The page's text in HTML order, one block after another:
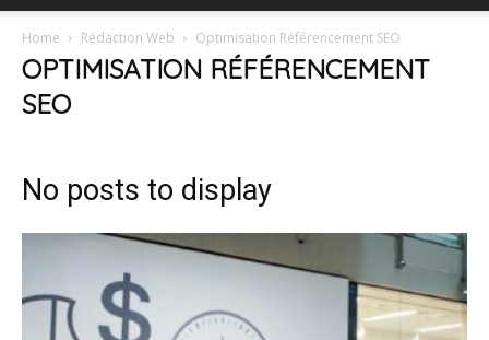
Home Rédaction Web Optimisation Référencement SEO
OPTIMISATION RÉFÉRENCEMENT
SEO
No posts to display